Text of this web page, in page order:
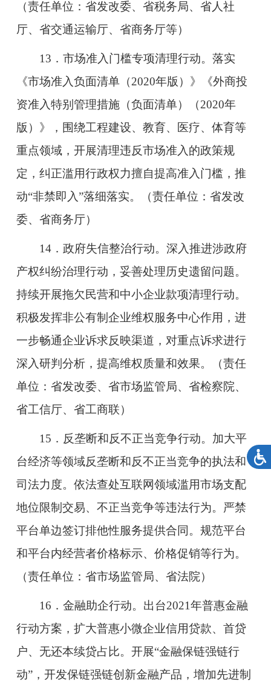
（责任单位：省发改委、省税务局、省人社
厅、省交通运输厅、省商务厅等）
13．市场准入门槛专项清理行动。落实
《市场准入负面清单（2020年版）》《外商投
资准入特别管理措施（负面清单）（2020年
版）》，围绕工程建设、教育、医疗、体育等
重点领域，开展清理违反市场准入的政策规
定，纠正滥用行政权力擅自提高准入门槛，推
动“非禁即入”落细落实。（责任单位：省发改
委、省商务厅）
14．政府失信整治行动。深入推进涉政府
产权纠纷治理行动，妥善处理历史遗留问题。
持续开展拖欠民营和中小企业款项清理行动。
积极发挥非公有制企业维权服务中心作用，进
一步畅通企业诉求反映渠道，对重点诉求进行
深入研判分析，提高维权质量和效果。（责任
单位：省发改委、省市场监管局、省检察院、
省工信厅、省工商联）
15．反垄断和反不正当竞争行动。加大平
台经济等领域反垄断和反不正当竞争的执法和
司法力度。依法查处互联网领域滥用市场支配
地位限制交易、不正当竞争等违法行为。严禁
平台单边签订排他性服务提供合同。规范平台
和平台内经营者价格标示、价格促销等行为。
（责任单位：省市场监管局、省法院）
16．金融助企行动。出台2021年普惠金融
行动方案，扩大普惠小微企业信用贷款、首贷
户、无还本续贷占比。开展“金融保链强链行
动”，开发保链强链创新金融产品，增加先进制